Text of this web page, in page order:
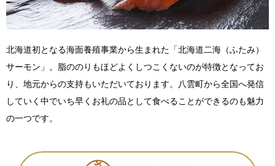
北海道初となる海面養殖事業から生まれた「北海道二海（ふたみ）
サーモン」。脂ののりもほどよくしつこくないのが特徴となってお
り、地元からの支持もいただいております。八雲町から全国へ発信
していく中でいち早くお礼の品として食べることができるのも魅力
の一つです。